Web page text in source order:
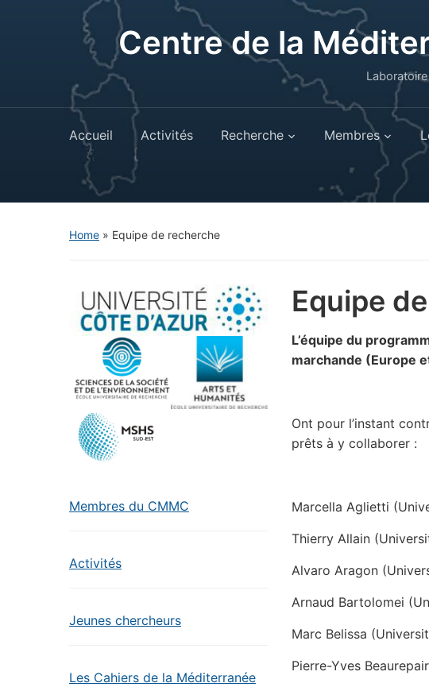
Centre de la
Accueil Activités Recherche Membres
Home » Equipe de recherche
Membres du CMMC
Activités
Jeunes chercheurs
Les Cahiers de la Méditerranée
Equipe
L’équipe du
marchande (Europe
Ont pour l’instant
prêts à y collaborer :
Marcella Aglietti
Thierry Allain
Alvaro Aragon
Arnaud Bartolomei
Marc Belissa
Pierre-Yves